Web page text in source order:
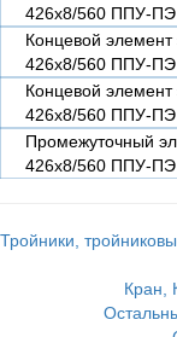
426х8/560 ППУ-
Концевой элемент
426х8/560 ППУ-
Концевой элемент
426х8/560 ППУ-
Промежуточный
426х8/560 ППУ-
Тройники,
Кран,